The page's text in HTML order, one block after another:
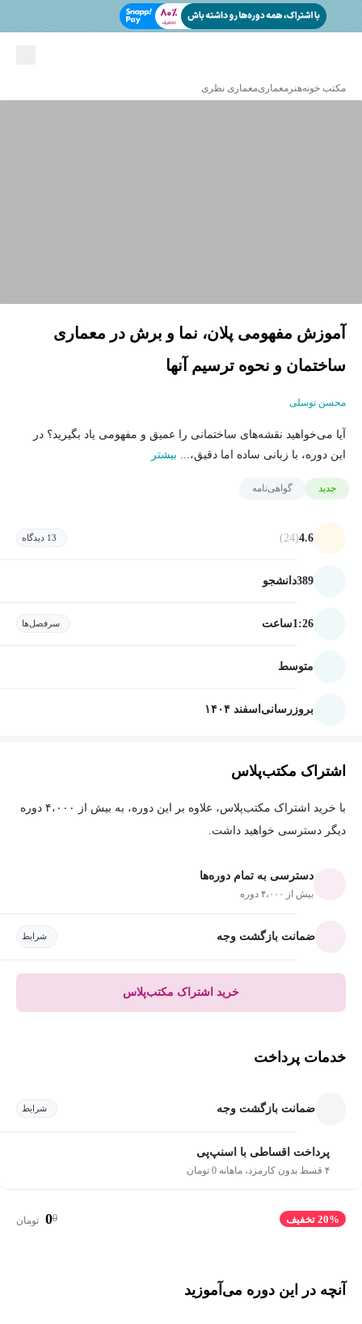
مکتب خونههنر معماریمعماری نظری
آموزش مفهومی پلان، نما و برش در معماری
ساختمان و نحوه ترسیم آنها
محسن توسلی
آیا می‌خواهید نقشه‌های ساختمانی را عمیق و مفهومی یاد بگیرید؟ در
این دوره، با زبانی ساده اما دقیق،... بیشتر
جدید گواهی‌نامه
4.6
(24) 13 دیدگاه
389دانشجو
1:26ساعت سرفصل‌ها
متوسط
بروزرسانی اسفند ۱۴۰۴
اشتراک مکتب‌پلاس
با خرید اشتراک مکتب‌پلاس، علاوه بر این دوره، به بیش از ۴،۰۰۰ دوره
دیگر دسترسی خواهید داشت.
دسترسی به تمام دوره‌ها
بیش از ۴،۰۰۰ دوره
ضمانت بازگشت وجه شرایط
خرید اشتراک مکتب‌پلاس
خدمات پرداخت
ضمانت بازگشت وجه شرایط
پرداخت اقساطی با اسنپ‌پی
۴ قسط بدون کارمزد، ماهانه 0 تومان
20% تخفیف 0
0 تومان
آنچه در این دوره می‌آموزید